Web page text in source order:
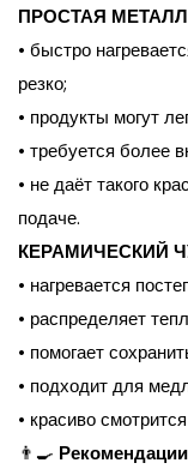
ПРОСТАЯ
• быстро
резко;
• продукты могут
• требуется более
• не даёт такого
подаче.
КЕРАМИЧЕСКИЙ
• нагревается
• распределяет
• помогает
• подходит для
• красиво
👨‍🍳